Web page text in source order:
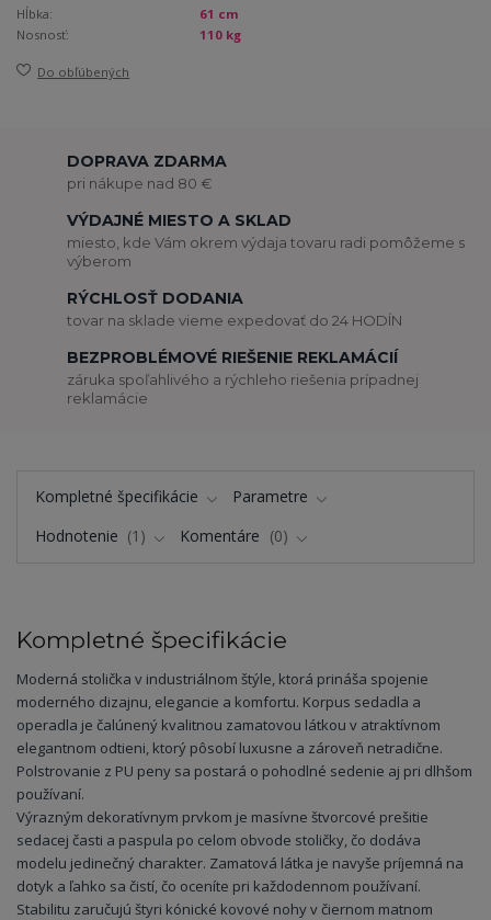
Hĺbka:
61 cm
Nosnosť:
110 kg
Do obľúbených
DOPRAVA ZDARMA
pri nákupe nad 80 €
VÝDAJNÉ MIESTO A SKLAD
miesto, kde Vám okrem výdaja tovaru radi pomôžeme s
výberom
RÝCHLOSŤ DODANIA
tovar na sklade vieme expedovať do 24 HODÍN
BEZPROBLÉMOVÉ RIEŠENIE REKLAMÁCIÍ
záruka spoľahlivého a rýchleho riešenia prípadnej
reklamácie
Kompletné špecifikácie
Parametre
Hodnotenie
1 Komentáre 0
Kompletné špecifikácie
Moderná stolička v industriálnom štýle, ktorá prináša spojenie
moderného dizajnu, elegancie a komfortu. Korpus sedadla a
operadla je čalúnený kvalitnou zamatovou látkou v atraktívnom
elegantnom odtieni, ktorý pôsobí luxusne a zároveň netradične.
Polstrovanie z PU peny sa postará o pohodlné sedenie aj pri dlhšom
používaní.
Výrazným dekoratívnym prvkom je masívne štvorcové prešitie
sedacej časti a paspula po celom obvode stoličky, čo dodáva
modelu jedinečný charakter. Zamatová látka je navyše príjemná na
dotyk a ľahko sa čistí, čo oceníte pri každodennom používaní.
Stabilitu zaručujú štyri kónické kovové nohy v čiernom matnom